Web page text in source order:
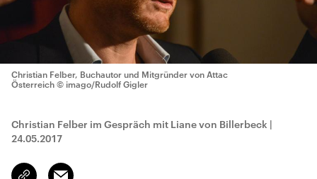
Christian Felber, Buchautor und Mitgründer von Attac
Österreich © imago/Rudolf Gigler
Christian Felber im Gespräch mit Liane von Billerbeck |
24.05.2017
Link
Email